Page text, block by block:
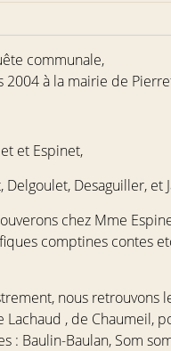
communale,
2004 à la mairie de
et Espinet,
Delgoulet, Desaguiller, et
chez Mme
comptines contes
nous retrouvons
, de Chaumeil,
: Baulin-Baulan, Som